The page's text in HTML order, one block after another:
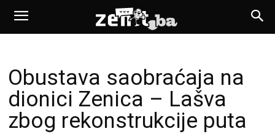
Obustava saobraćaja na
dionici Zenica – Lašva
zbog rekonstrukcije puta